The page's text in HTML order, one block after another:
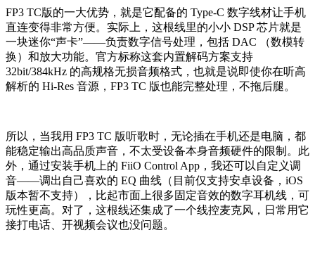
FP3 TC版的一大优势，就是它配备的 Type-C 数字线材让手机
直连变得非常方便。实际上，这根线里的小小 DSP 芯片就是
一块迷你“声卡”——负责数字信号处理，包括 DAC （数模转
换）和放大功能。官方标称这套内置解码方案支持
32bit/384kHz 的高规格无损音频格式，也就是说即使你在听高
解析的 Hi-Res 音源，FP3 TC 版也能完整处理，不拖后腿。
所以，当我用 FP3 TC 版听歌时，无论插在手机还是电脑，都
能稳定输出高品质声音，不太受设备本身音频硬件的限制。此
外，通过安装手机上的 FiiO Control App，我还可以自定义调
音——调出自己喜欢的 EQ 曲线（目前仅支持安卓设备，iOS
版本暂不支持），比起市面上很多固定音效的数字耳机线，可
玩性更高。对了，这根线还集成了一个线控麦克风，日常用它
接打电话、开视频会议也没问题。